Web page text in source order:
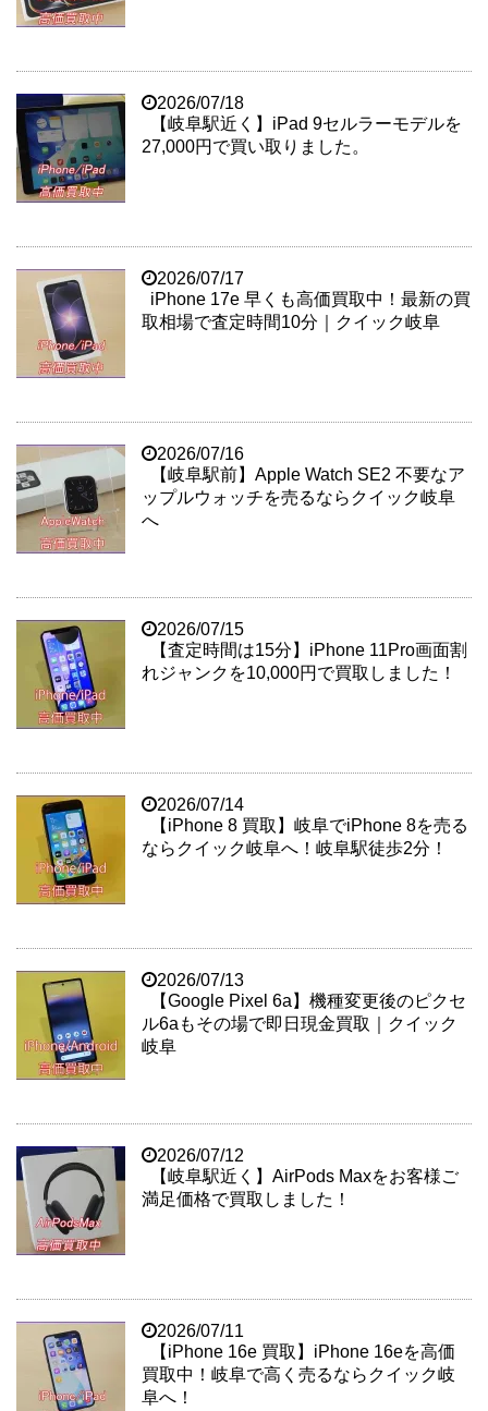
2026/07/18
【岐阜駅近く】iPad 9セルラーモデルを
27,000円で買い取りました。
2026/07/17
iPhone 17e 早くも高価買取中！最新の買
取相場で査定時間10分｜クイック岐阜
2026/07/16
【岐阜駅前】Apple Watch SE2 不要なア
ップルウォッチを売るならクイック岐阜
へ
2026/07/15
【査定時間は15分】iPhone 11Pro画面割
れジャンクを10,000円で買取しました！
2026/07/14
【iPhone 8 買取】岐阜でiPhone 8を売る
ならクイック岐阜へ！岐阜駅徒歩2分！
2026/07/13
【Google Pixel 6a】機種変更後のピクセ
ル6aもその場で即日現金買取｜クイック
岐阜
2026/07/12
【岐阜駅近く】AirPods Maxをお客様ご
満足価格で買取しました！
2026/07/11
【iPhone 16e 買取】iPhone 16eを高価
買取中！岐阜で高く売るならクイック岐
阜へ！